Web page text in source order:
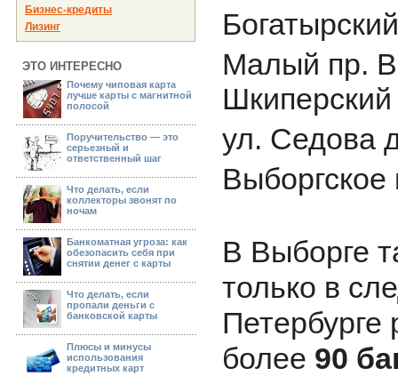
Бизнес-кредиты
Лизинг
ЭТО ИНТЕРЕСНО
Почему чиповая карта
лучше карты с магнитной
полосой
Поручительство — это
серьезный и
ответственный шаг
Что делать, если
коллекторы звонят по
ночам
Банкоматная угроза: как
обезопасить себя при
снятии денег с карты
Что делать, если
пропали деньги с
банковской карты
Плюсы и минусы
использования
кредитных карт
Малый пр.
ул. Седова
В Выборге
только в
Петербурге
более 90